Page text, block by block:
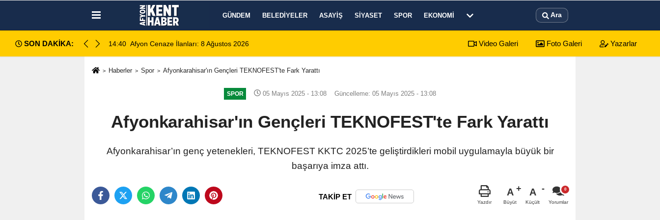
GÜNDEM BELEDIYELER ASAYIŞ SIYASET SPOR EKONOMI Ara
SON DAKİKA: 14:35 Sinanpaşa’da Otobüs Kazası: 1 Ölü, 15 Yaralı 8 Ağustos 2026 Afyonkarahisar Nöbetçi Eczaneler
Video Galeri Foto Galeri Yazarlar
Haberler Spor Afyonkarahisar'ın Gençleri TEKNOFEST'te Fark Yarattı
SPOR 05 Mayıs 2025 - 13:08 Güncelleme: 05 Mayıs 2025 - 13:08
Afyonkarahisar'ın Gençleri TEKNOFEST'te Fark Yarattı
Afyonkarahisar’ın genç yetenekleri, TEKNOFEST KKTC 2025’te geliştirdikleri mobil uygulamayla büyük bir
başarıya imza attı.
TAKİP ET
Yazdır
A
Büyüt
A
Küçült Yorumlar